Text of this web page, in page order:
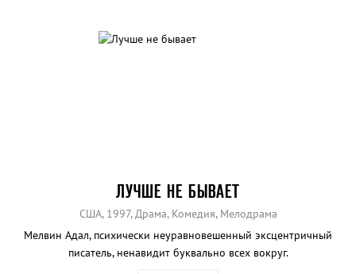
ЛУЧШЕ НЕ БЫВАЕТ
США, 1997, Драма, Комедия, Мелодрама
Мелвин Адал, психически неуравновешенный эксцентричный
писатель, ненавидит буквально всех вокруг.